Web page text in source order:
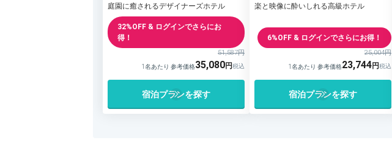
庭園に癒されるデザイナーズホテル
32%OFF & ログインでさらにお
得！
51,587円
1名あたり 参考価格35,080
宿泊プランを探す
楽と映像に酔いしれる高級ホテル
6%OFF & ログインでさらにお得！
25,004円
1名あたり 参考価格23,744
宿泊プランを探す